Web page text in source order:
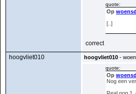
quote:
Op
[..]
correct
hoogvliet010
hoogvliet010 -
quote:
Op
Nog een